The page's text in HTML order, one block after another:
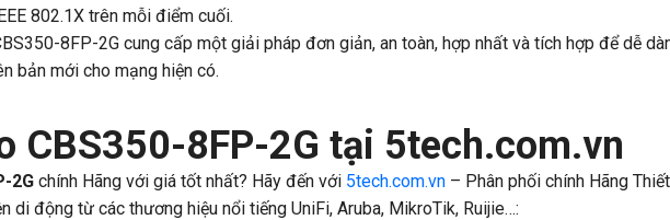
802.1X trên mỗi điểm cuối.
8FP-2G cung cấp một giải pháp đơn giản, an toàn, hợp nhất và tích hợp để dễ
bản mới cho mạng hiện có.
CBS350-8FP-2G tại 5tech.com.vn
2G chính Hãng với giá tốt nhất? Hãy đến với 5tech.com.vn – Phân phối chính Hãng
di động từ các thương hiệu nổi tiếng UniFi, Aruba, MikroTik, Ruijie…: